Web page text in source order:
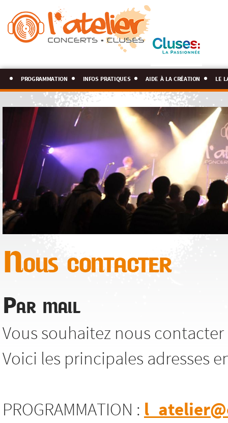
programmation infos pratiques aide à la création le
Nous contacter
Par mail
Vous souhaitez nous contacter
Voici les principales adresses
PROGRAMMATION :